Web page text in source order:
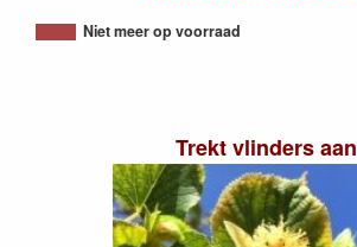
Niet meer op voorraad
Trekt vlinders aan